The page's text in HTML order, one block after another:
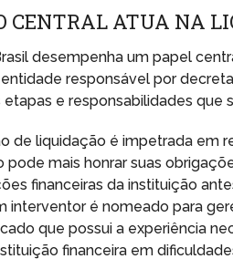
CENTRAL ATUA NA
desempenha um papel
responsável por
e responsabilidades que
de liquidação é impetrada em
mais honrar suas
financeiras da instituição
interventor é nomeado para
que possui a experiência
financeira em